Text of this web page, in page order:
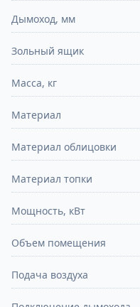
Дымоход, мм
Зольный ящик
Масса, кг
Материал
Материал облицовки
Материал топки
Мощность, кВт
Объем помещения
Подача воздуха